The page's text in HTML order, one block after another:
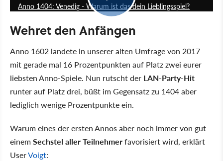
Anno 1404: Venedig - Warum ist das dein Lieblingsspiel?
Wehret den Anfängen
Anno 1602 landete in unserer alten Umfrage von 2017
mit gerade mal 16 Prozentpunkten auf Platz zwei eurer
liebsten Anno-Spiele. Nun rutscht der LAN-Party-Hit
runter auf Platz drei, büßt im Gegensatz zu 1404 aber
lediglich wenige Prozentpunkte ein.
Warum eines der ersten Annos aber noch immer von gut
einemSechstel aller Teilnehmerfavorisiert wird, erklärt
UserVoigt: